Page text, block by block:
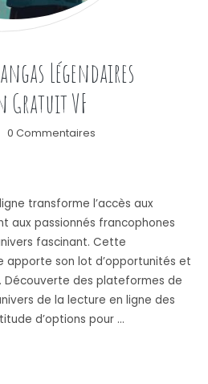
Légendaires
Gratuit VF
0 Commentaires
transforme l’accès aux
aux passionnés francophones
fascinant. Cette
apporte son lot d’opportunités et
Découverte des plateformes de
de la lecture en ligne des
d’options pour …